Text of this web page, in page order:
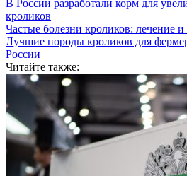
В России разработали корм для
кроликов
Частые болезни кроликов: лечение
Лучшие породы кроликов для
России
Читайте также: